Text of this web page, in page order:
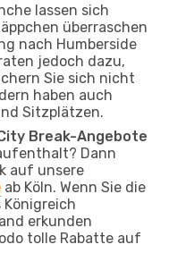
lassen sich
überraschen
nach Humberside
jedoch dazu,
Sie sich nicht
haben auch
Sitzplätzen.
Break-Angebote
Dann
auf unsere
ab Köln. Wenn Sie die
Königreich
erkunden
tolle Rabatte auf